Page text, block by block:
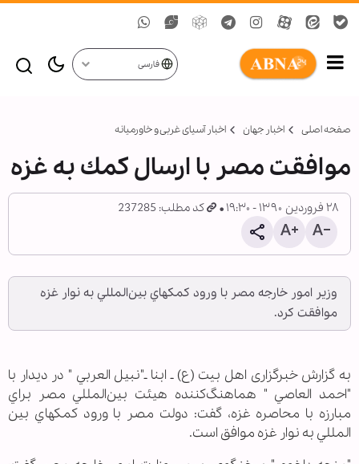
فارسی
صفحه اصلی اخبار جهان اخبار آسیای غربی و خاورمیانه
موافقت مصر با ارسال كمك به غزه
۲۸ فروردین ۱۳۹۰ - ۱۹:۳۰ کد مطلب: 237285
وزير امور خارجه مصر با ورود كمكهاي بين‌المللي به نوار غزه
موافقت كرد.
به گزارش خبرگزاری اهل بیت (ع) ـ ابنا ـ"نبيل العربي " در ديدار با
"احمد العاصي " هماهنگ‌كننده هيئت بين‌المللي مصر براي
مبارزه با محاصره غزه، گفت: دولت مصر با ورود كمكهاي بين
المللي به نوار غزه موافق است.